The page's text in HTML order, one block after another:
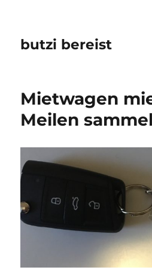
butzi bereist
Mietwagen
Meilen